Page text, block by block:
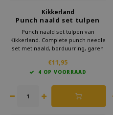
Kikkerland
Punch naald set tulpen
Punch naald set tulpen van
Kikkerland. Complete punch needle
set met naald, borduurring, garen
borduurpakket voor beginners en
gevorderden. Creatief,
€11,95
4 OP VOORRAAD